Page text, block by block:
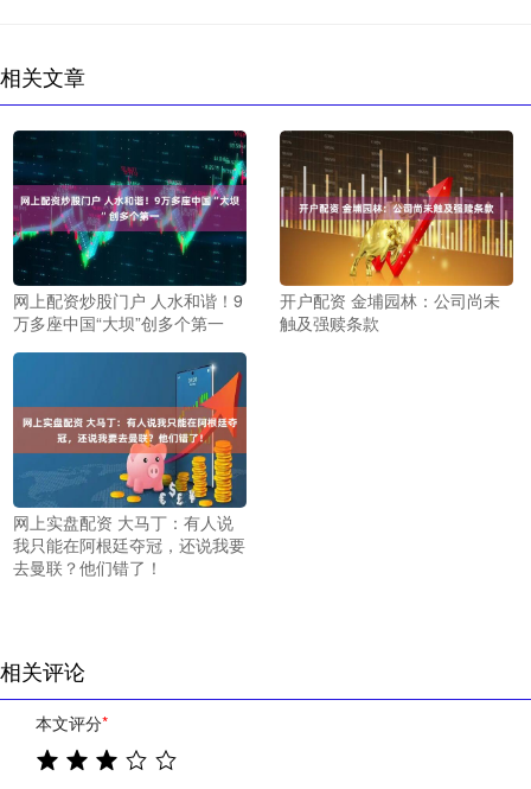
相关文章
网上配资炒股门户 人水和谐！9
万多座中国“大坝”创多个第一
开户配资 金埔园林：公司尚未
触及强赎条款
网上实盘配资 大马丁：有人说
我只能在阿根廷夺冠，还说我要
去曼联？他们错了！
相关评论
本文评分*